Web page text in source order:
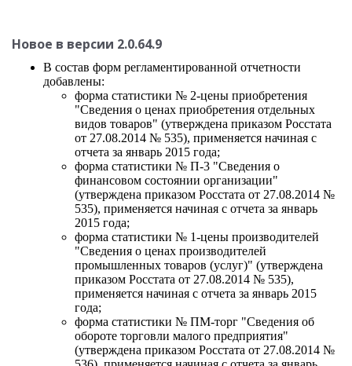
Новое в версии 2.0.64.9
В состав форм регламентированной отчетности
добавлены:
форма статистики № 2-цены приобретения
"Сведения о ценах приобретения отдельных
видов товаров" (утверждена приказом Росстата
от 27.08.2014 № 535), применяется начиная с
отчета за январь 2015 года;
форма статистики № П-3 "Сведения о
финансовом состоянии организации"
(утверждена приказом Росстата от 27.08.2014 №
535), применяется начиная с отчета за январь
2015 года;
форма статистики № 1-цены производителей
"Сведения о ценах производителей
промышленных товаров (услуг)" (утверждена
приказом Росстата от 27.08.2014 № 535),
применяется начиная с отчета за январь 2015
года;
форма статистики № ПМ-торг "Сведения об
обороте торговли малого предприятия"
(утверждена приказом Росстата от 27.08.2014 №